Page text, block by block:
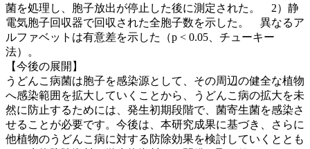
菌を処理し、胞子放出が停止した後に測定された。 2）静
電気胞子回収器で回収された全胞子数を示した。 異なるア
ルファベットは有意差を示した（p < 0.05、チューキー
法）。
【今後の展開】
うどんこ病菌は胞子を感染源として、その周辺の健全な植物
へ感染範囲を拡大していくことから、うどんこ病の拡大を未
然に防止するためには、発生初期段階で、菌寄生菌を感染さ
せることが必要です。今後は、本研究成果に基づき、さらに
他植物のうどんこ病に対する防除効果を検討していくととも